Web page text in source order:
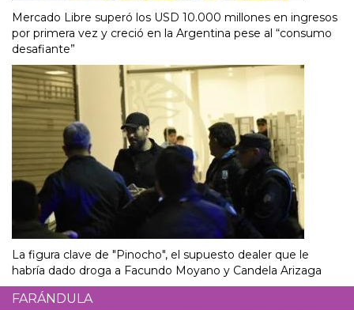
Mercado Libre superó los USD 10.000 millones en ingresos
por primera vez y creció en la Argentina pese al “consumo
desafiante”
La figura clave de "Pinocho", el supuesto dealer que le
habría dado droga a Facundo Moyano y Candela Arizaga
FARÁNDULA